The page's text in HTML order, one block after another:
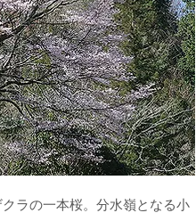
ラの一本桜。分水嶺となる小